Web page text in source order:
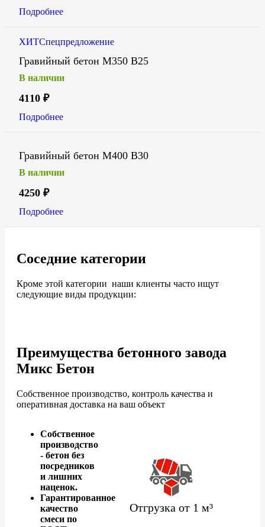
Подробнее
ХИТСпецпредложение
Гравийный бетон М350 В25
В наличии
4110 ₽
Подробнее
Гравийный бетон М400 В30
В наличии
4250 ₽
Подробнее
Соседние категории
Кроме этой категории наши клиенты часто ищут
следующие виды продукции:
Преимущества бетонного завода
Микс Бетон
Собственное производство, контроль качества и
оперативная доставка на ваш объект
Собственное
производство
- бетон без
посредников
и лишних
наценок.
Гарантированное
качество
смеси по
Отгрузка от 1 м³